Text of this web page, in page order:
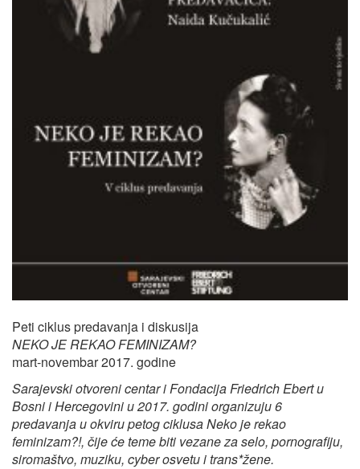
Peti ciklus predavanja i diskusija
NEKO JE REKAO FEMINIZAM?
mart-novembar 2017. godine
Sarajevski otvoreni centar i Fondacija Friedrich Ebert u
Bosni i Hercegovini u 2017. godini organizuju 6
predavanja u okviru petog ciklusa Neko je rekao
feminizam?!, čije će teme biti vezane za selo, pornografiju,
siromaštvo, muziku, cyber osvetu i trans*žene.